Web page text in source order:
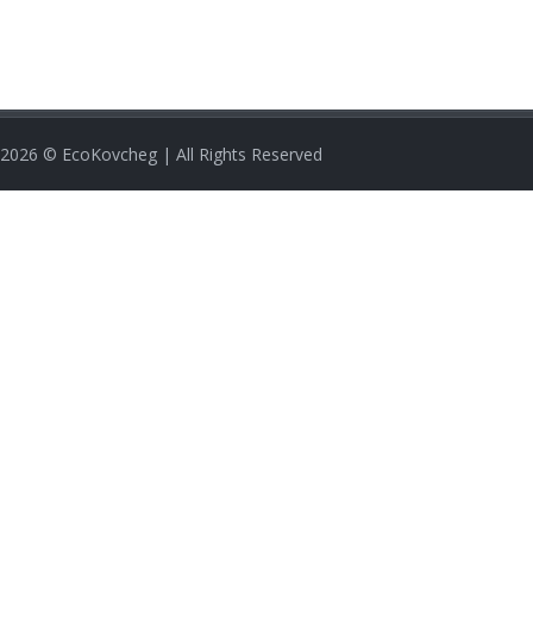
2026 © EcoKovcheg | All Rights Reserved